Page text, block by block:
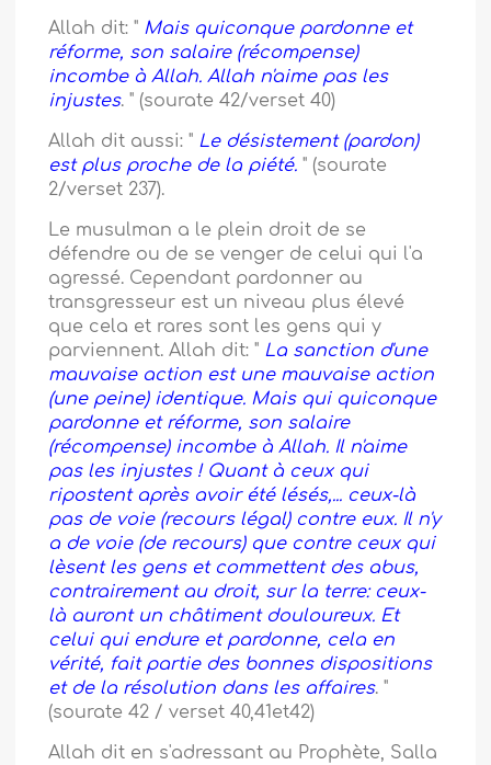
Allah dit: " Mais quiconque pardonne et
réforme, son salaire (récompense)
incombe à Allah. Allah n'aime pas les
injustes. " (sourate 42/verset 40)
Allah dit aussi: " Le désistement (pardon)
est plus proche de la piété. " (sourate
2/verset 237).
Le musulman a le plein droit de se
défendre ou de se venger de celui qui l'a
agressé. Cependant pardonner au
transgresseur est un niveau plus élevé
que cela et rares sont les gens qui y
parviennent. Allah dit: " La sanction d'une
mauvaise action est une mauvaise action
(une peine) identique. Mais qui quiconque
pardonne et réforme, son salaire
(récompense) incombe à Allah. Il n'aime
pas les injustes ! Quant à ceux qui
ripostent après avoir été lésés,... ceux-là
pas de voie (recours légal) contre eux. Il n'y
a de voie (de recours) que contre ceux qui
lèsent les gens et commettent des abus,
contrairement au droit, sur la terre: ceux-
là auront un châtiment douloureux. Et
celui qui endure et pardonne, cela en
vérité, fait partie des bonnes dispositions
et de la résolution dans les affaires. "
(sourate 42 / verset 40,41et42)
Allah dit en s'adressant au Prophète, Salla